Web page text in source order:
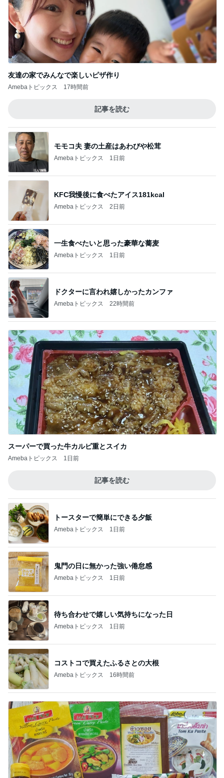
友達の家でみんなで楽しいピザ作り
Amebaトピックス 17時間前
記事を読む
モモコ夫 妻の土産はあわびや松茸
Amebaトピックス 1日前
KFC我慢後に食べたアイス181kcal
Amebaトピックス 2日前
一生食べたいと思った豪華な蕎麦
Amebaトピックス 1日前
ドクターに言われ嬉しかったカンファ
Amebaトピックス 22時間前
スーパーで買った牛カルビ重とスイカ
Amebaトピックス 1日前
記事を読む
トースターで簡単にできる夕飯
Amebaトピックス 1日前
鬼門の日に無かった強い倦怠感
Amebaトピックス 1日前
待ち合わせで嬉しい気持ちになった日
Amebaトピックス 1日前
コストコで買えたふるさとの大根
Amebaトピックス 16時間前